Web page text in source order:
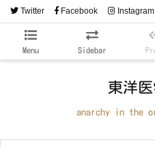
Menu Sidebar
Twitter Facebook Instagram
RSS
東洋
anarchy in the